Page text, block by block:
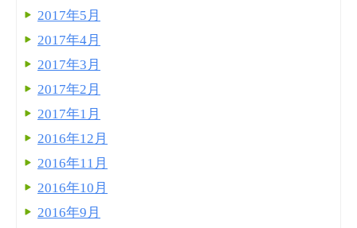
2017年5月
2017年4月
2017年3月
2017年2月
2017年1月
2016年12月
2016年11月
2016年10月
2016年9月